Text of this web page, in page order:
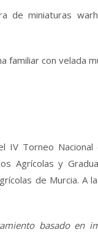
de miniaturas
familiar con velada
IV Torneo Nacional
Agrícolas y
de Murcia. A
basado en